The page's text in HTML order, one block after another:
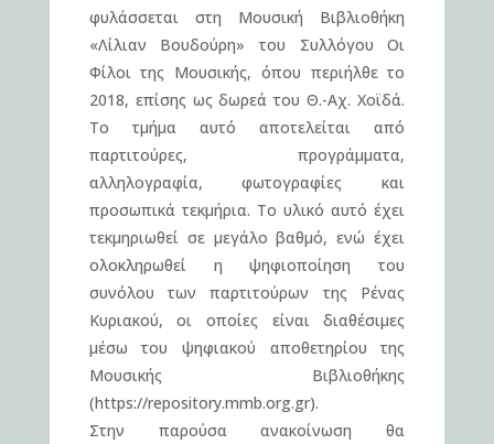
φυλάσσεται στη Μουσική Βιβλιοθήκη
«Λίλιαν Βουδούρη» του Συλλόγου Οι
Φίλοι της Μουσικής, όπου περιήλθε το
2018, επίσης ως δωρεά του Θ.-Αχ. Χοϊδά.
Το τμήμα αυτό αποτελείται από
παρτιτούρες, προγράμματα,
αλληλογραφία, φωτογραφίες και
προσωπικά τεκμήρια. Το υλικό αυτό έχει
τεκμηριωθεί σε μεγάλο βαθμό, ενώ έχει
ολοκληρωθεί η ψηφιοποίηση του
συνόλου των παρτιτούρων της Ρένας
Κυριακού, οι οποίες είναι διαθέσιμες
μέσω του ψηφιακού αποθετηρίου της
Μουσικής Βιβλιοθήκης
(https://repository.mmb.org.gr).
Στην παρούσα ανακοίνωση θα